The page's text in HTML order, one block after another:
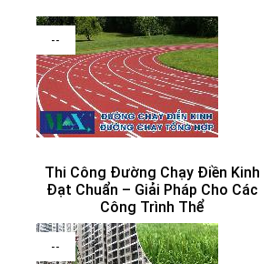
--
Thi Công Đường Chạy Điền Kinh
Đạt Chuẩn – Giải Pháp Cho Các
Công Trình Thể
--